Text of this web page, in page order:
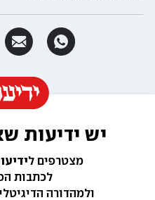
יש ידיעות
מצטרפים ל
לכתבות
ולמהדורה